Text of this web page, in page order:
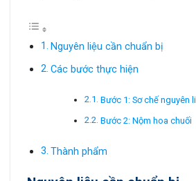
Nguyên liệu cần chuẩn bị
Các bước thực hiện
Bước 1: Sơ chế nguyên
Bước 2: Nộm hoa chuối
Thành phẩm